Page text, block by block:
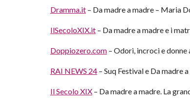
Dramma.it – Da madre a madre – Maria
IlSecoloXIX.it – Da madre a madre e i
Doppiozero.com – Odori, incroci e donne
RAI NEWS 24 – Suq Festival e Da madre
Il Secolo XIX – Da madre a madre. La